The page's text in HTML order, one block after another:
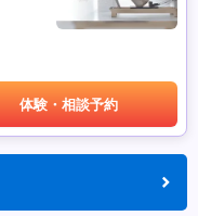
体験・相談予約